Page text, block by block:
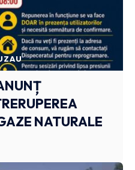
NATURALE